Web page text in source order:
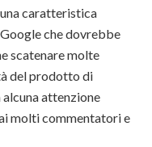
caratteristica
che dovrebbe
scatenare molte
del prodotto di
alcuna attenzione
molti commentatori e